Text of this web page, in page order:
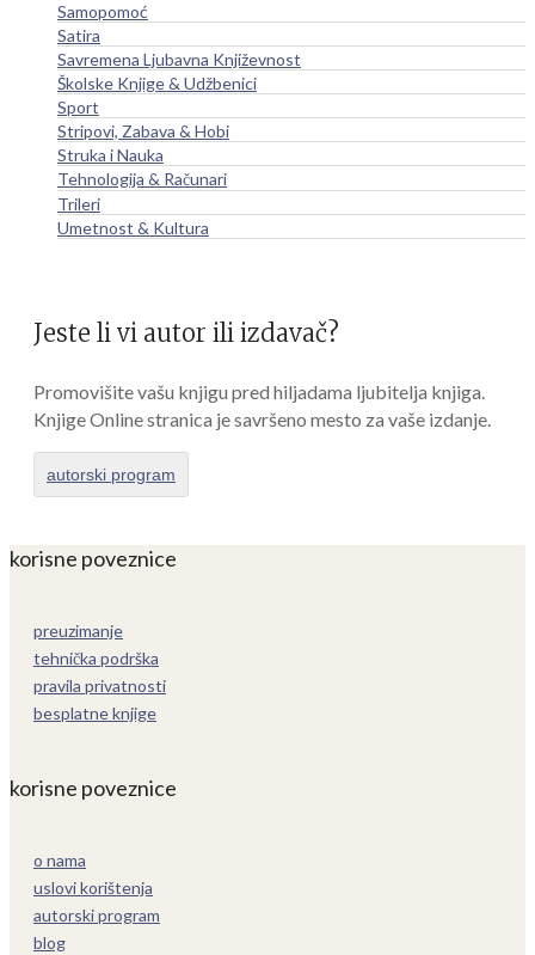
Samopomoć
Satira
Savremena Ljubavna Književnost
Školske Knjige & Udžbenici
Sport
Stripovi, Zabava & Hobi
Struka i Nauka
Tehnologija & Računari
Trileri
Umetnost & Kultura
Jeste li vi autor ili izdavač?
Promovišite vašu knjigu pred hiljadama ljubitelja knjiga.
Knjige Online stranica je savršeno mesto za vaše izdanje.
autorski program
korisne poveznice
preuzimanje
tehnička podrška
pravila privatnosti
besplatne knjige
korisne poveznice
o nama
uslovi korištenja
autorski program
blog